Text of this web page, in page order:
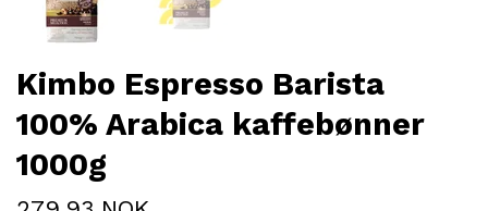
Kimbo Espresso Barista
100% Arabica kaffebønner
1000g